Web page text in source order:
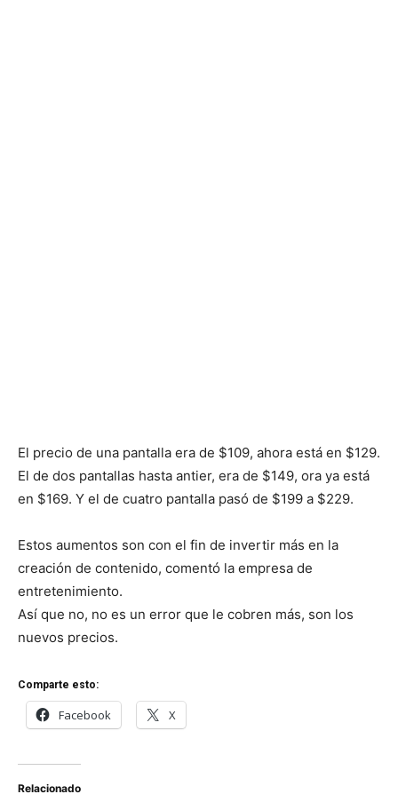
El precio de una pantalla era de $109, ahora está en $129.
El de dos pantallas hasta antier, era de $149, ora ya está
en $169. Y el de cuatro pantalla pasó de $199 a $229.
Estos aumentos son con el fin de invertir más en la
creación de contenido, comentó la empresa de
entretenimiento.
Así que no, no es un error que le cobren más, son los
nuevos precios.
Comparte esto:
Facebook X
Relacionado